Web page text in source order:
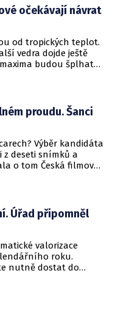
se včas ukrýt.
očekávají návrat
od tropických teplot.
vedra dojde ještě
budou šplhat
proudu. Šanci
Výběr kandidáta
z deseti snímků a
o tom Česká filmová
Úřad připomněl
valorizace
roku.
nutně dostat do